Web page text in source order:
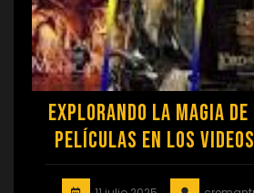
Explorando la Magia
Películas en los Videos